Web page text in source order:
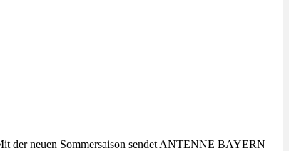
der neuen Sommersaison sendet ANTENNE BAYERN